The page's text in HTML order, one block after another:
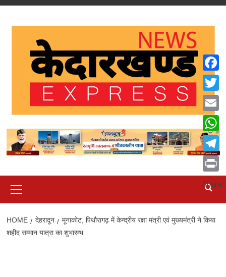
Skip
Menu
HOME देहरादून
मूनाकोट, पिथौरागढ़ में केन्द्रीय रक्षा मंत्री एवं मुख्यमंत्री ने किया
शहीद सम्मान यात्रा का शुभारम्भ
Email
Print
Share